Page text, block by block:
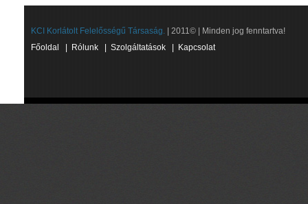
KCI Korlátolt Felelősségű Társaság. | 2011© | Minden jog fenntartva!
Főoldal
Rólunk Szolgáltatások Kapcsolat